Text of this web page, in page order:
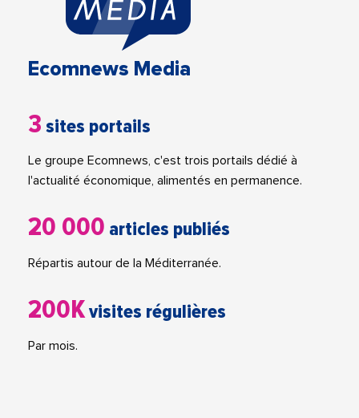
Ecomnews Media
3 sites portails
Le groupe Ecomnews, c'est trois portails dédié à
l'actualité économique, alimentés en permanence.
20 000 articles publiés
Répartis autour de la Méditerranée.
200Kvisites régulières
Par mois.